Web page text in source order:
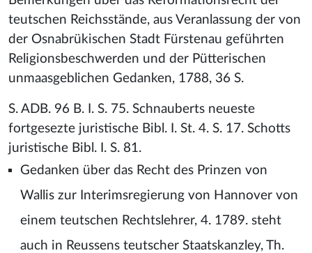
teutschen Reichsstände, aus Veranlassung der von
der Osnabrükischen Stadt Fürstenau geführten
Religionsbeschwerden und der Pütterischen
unmaasgeblichen Gedanken, 1788, 36 S.
S. ADB. 96 B. I. S. 75. Schnauberts neueste
fortgesezte juristische Bibl. I. St. 4. S. 17. Schotts
juristische Bibl. I. S. 81.
Gedanken über das Recht des Prinzen von
Wallis zur Interimsregierung von Hannover von
einem teutschen Rechtslehrer, 4. 1789. steht
auch in Reussens teutscher Staatskanzley, Th.